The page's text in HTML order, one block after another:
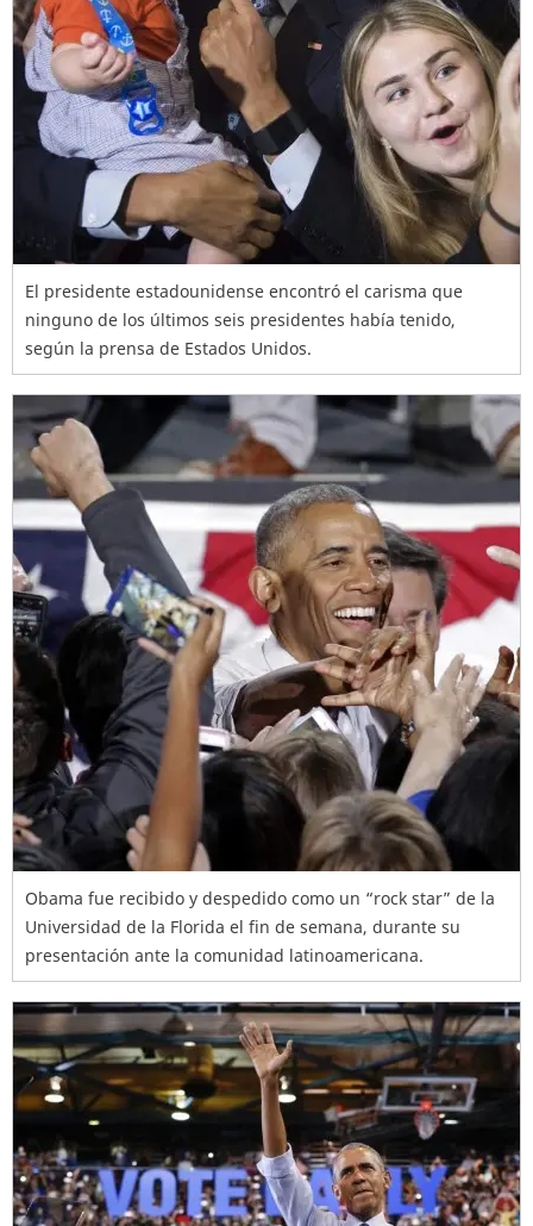
El presidente estadounidense encontró el carisma que
ninguno de los últimos seis presidentes había tenido,
según la prensa de Estados Unidos.
Obama fue recibido y despedido como un “rock star” de la
Universidad de la Florida el fin de semana, durante su
presentación ante la comunidad latinoamericana.